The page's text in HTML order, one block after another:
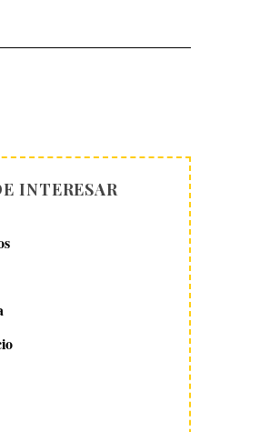
INTERESAR